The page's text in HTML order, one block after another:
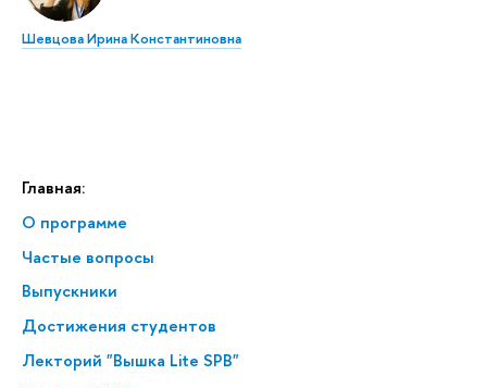
Главная:
О программе
Частые вопросы
Выпускники
Достижения студентов
Лекторий "Вышка Lite SPB"
Шевцова Ирина Константиновна